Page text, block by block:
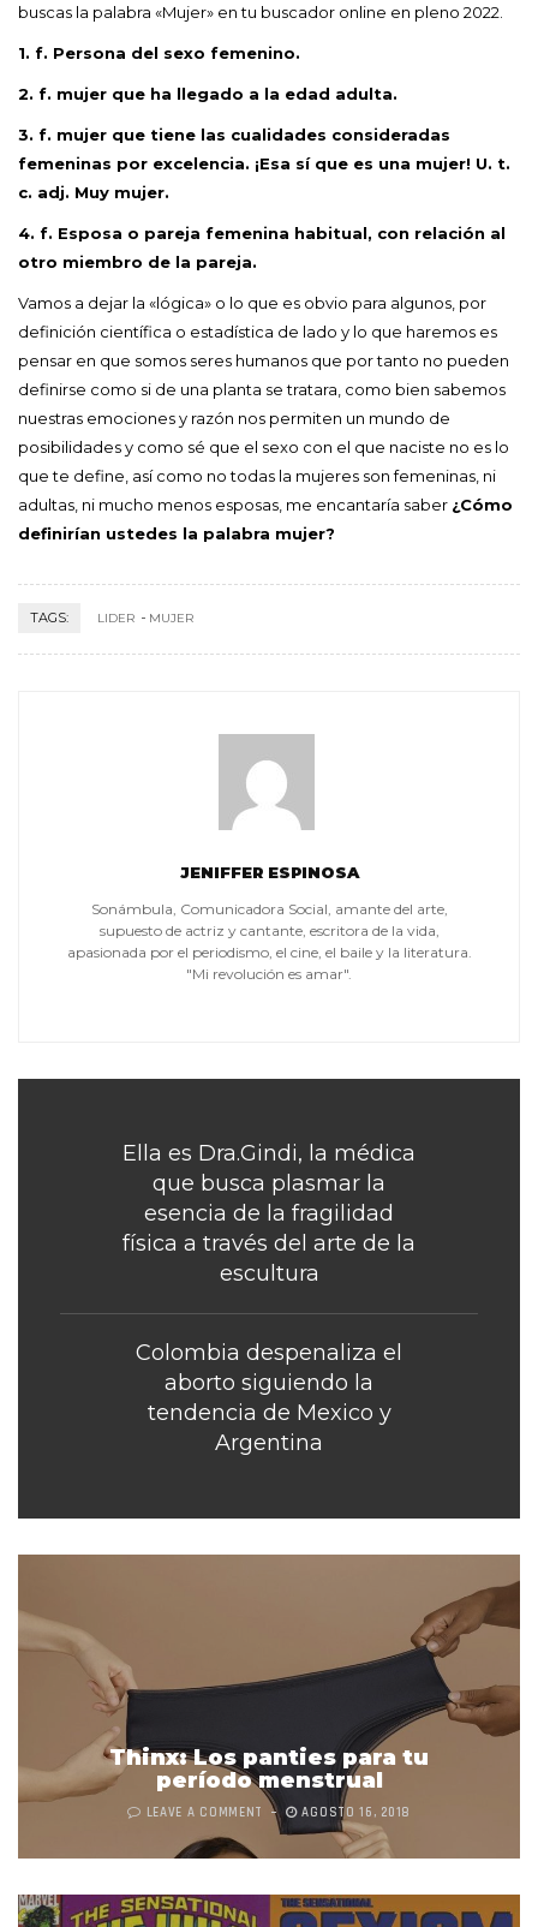
buscas la palabra «Mujer» en tu buscador online en pleno 2022.
1. f. Persona del sexo femenino.
2. f. mujer que ha llegado a la edad adulta.
3. f. mujer que tiene las cualidades consideradas
femeninas por excelencia. ¡Esa sí que es una mujer! U. t.
c. adj. Muy mujer.
4. f. Esposa o pareja femenina habitual, con relación al
otro miembro de la pareja.
Vamos a dejar la «lógica» o lo que es obvio para algunos, por
definición científica o estadística de lado y lo que haremos es
pensar en que somos seres humanos que por tanto no pueden
definirse como si de una planta se tratara, como bien sabemos
nuestras emociones y razón nos permiten un mundo de
posibilidades y como sé que el sexo con el que naciste no es lo
que te define, así como no todas la mujeres son femeninas, ni
adultas, ni mucho menos esposas, me encantaría saber ¿Cómo
definirían ustedes la palabra mujer?
TAGS: LIDER MUJER
JENIFFER ESPINOSA
Sonámbula, Comunicadora Social, amante del arte,
supuesto de actriz y cantante, escritora de la vida,
apasionada por el periodismo, el cine, el baile y la literatura.
"Mi revolución es amar".
Ella es Dra.Gindi, la médica
que busca plasmar la
esencia de la fragilidad
física a través del arte de la
escultura
Colombia despenaliza el
aborto siguiendo la
tendencia de Mexico y
Argentina
Thinx: Los panties para tu
período menstrual
LEAVE A COMMENT AGOSTO 16, 2018